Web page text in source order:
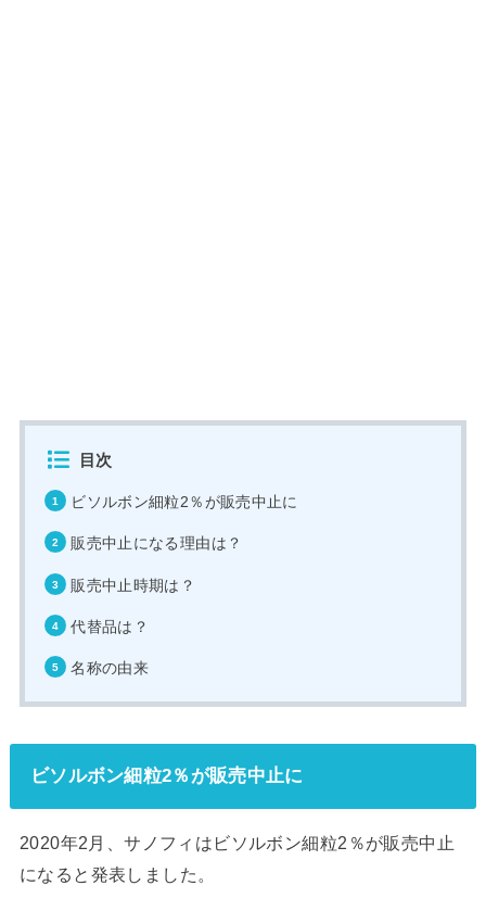
目次
ビソルボン細粒2％が販売中止に
販売中止になる理由は？
販売中止時期は？
代替品は？
名称の由来
ビソルボン細粒2％が販売中止に
2020年2月、サノフィはビソルボン細粒2％が販売中止
になると発表しました。